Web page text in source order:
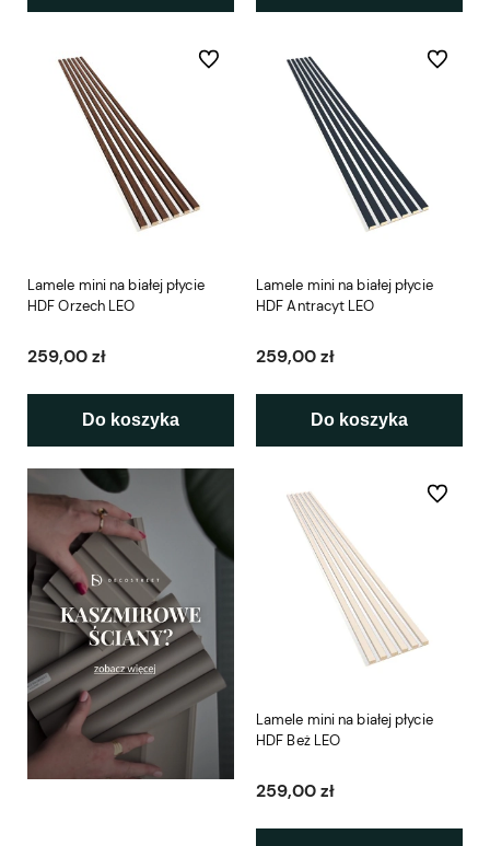
Lamele mini na białej płycie
HDF Orzech LEO
259,00 zł
Do koszyka
Do ulubionych
Lamele mini na białej płycie
HDF Antracyt LEO
259,00 zł
Do koszyka
Do
Lamele mini na białej płycie
HDF Beż LEO
259,00 zł
Do